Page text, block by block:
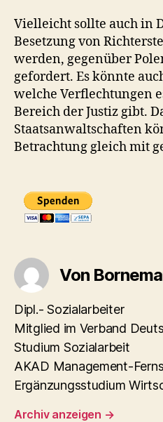
Vielleicht sollte auch in
Besetzung von
werden, gegenüber
gefordert. Es könnte
welche Verflechtungen
Bereich der Justiz gibt.
Staatsanwaltschaften
Betrachtung gleich mit
Von
Dipl.- Sozialarbeiter
Mitglied im Verband
Studium Sozialarbeit
AKAD Management-
Ergänzungsstudium
Archiv anzeigen →